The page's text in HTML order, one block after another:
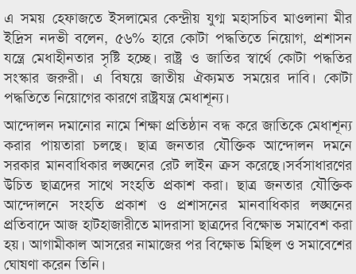
এ সময় হেফাজতে ইসলামের কেন্দ্রীয় যুগ্ম মহাসচিব মাওলানা মীর
ইদ্রিস নদভী বলেন, ৫৬% হারে কোটা পদ্ধতিতে নিয়োগ, প্রশাসন
যন্ত্রে মেধাহীনতার সৃষ্টি হচ্ছে। রাষ্ট্র ও জাতির স্বার্থে কোটা পদ্ধতির
সংস্কার জরুরী। এ বিষয়ে জাতীয় ঐক্যমত সময়ের দাবি। কোটা
পদ্ধতিতে নিয়োগের কারণে রাষ্ট্রযন্ত্র মেধাশূন্য।
আন্দোলন দমানোর নামে শিক্ষা প্রতিষ্ঠান বন্ধ করে জাতিকে মেধাশূন্য
করার পায়তারা চলছে। ছাত্র জনতার যৌক্তিক আন্দোলন দমনে
সরকার মানবাধিকার লঙ্ঘনের রেট লাইন ক্রস করেছে।সর্বসাধারণের
উচিত ছাত্রদের সাথে সংহতি প্রকাশ করা। ছাত্র জনতার যৌক্তিক
আন্দোলনে সংহতি প্রকাশ ও প্রশাসনের মানবাধিকার লঙ্ঘনের
প্রতিবাদে আজ হাটহাজারীতে মাদরাসা ছাত্রদের বিক্ষোভ সমাবেশ করা
হয়। আগামীকাল আসরের নামাজের পর বিক্ষোভ মিছিল ও সমাবেশের
ঘোষণা করেন তিনি।